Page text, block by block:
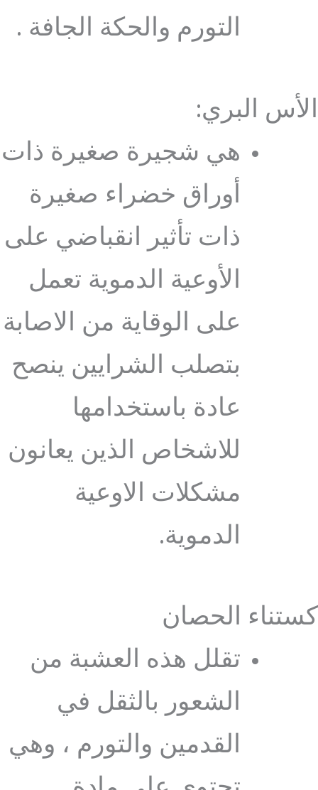
التورم والحكة الجافة .
الأس البري:
هي شجيرة صغيرة ذات
أوراق خضراء صغيرة
ذات تأثير انقباضي على
الأوعية الدموية تعمل
على الوقاية من الاصابة
بتصلب الشرايين ينصح
عادة باستخدامها
للاشخاص الذين يعانون
مشكلات الاوعية
الدموية.
كستناء الحصان
تقلل هذه العشبة من
الشعور بالثقل في
القدمين والتورم ، وهي